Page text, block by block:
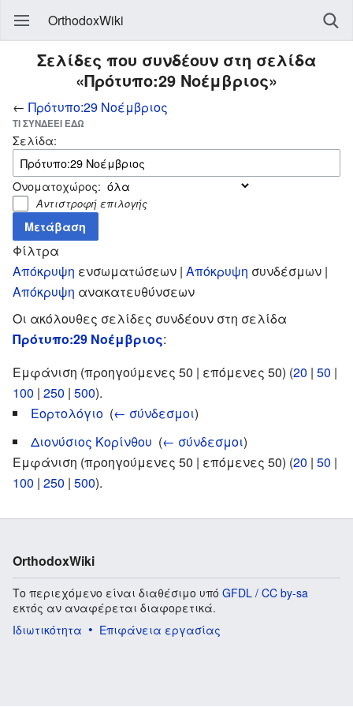
OrthodoxWiki
Σελίδες που συνδέουν στη σελίδα
«Πρότυπο:29 Νοέμβριος»
← Πρότυπο:29 Νοέμβριος
ΤΙ ΣΥΝΔΈΕΙ ΕΔΏ
Σελίδα:
Ονοματοχώρος:
Αντιστροφή επιλογής
Φίλτρα
Απόκρυψη ενσωματώσεων | Απόκρυψη συνδέσμων |
Απόκρυψη ανακατευθύνσεων
Οι ακόλουθες σελίδες συνδέουν στη σελίδα
Πρότυπο:29 Νοέμβριος:
Εμφάνιση (προηγούμενες 50 | επόμενες 50) (20 | 50 |
100 | 250 | 500).
Εορτολόγιο (← σύνδεσμοι)
Διονύσιος Κορίνθου (← σύνδεσμοι)
Εμφάνιση (προηγούμενες 50 | επόμενες 50) (20 | 50 |
100 | 250 | 500).
OrthodoxWiki
Το περιεχόμενο είναι διαθέσιμο υπό GFDL / CC by-sa
εκτός αν αναφέρεται διαφορετικά.
Ιδιωτικότητα
Επιφάνεια εργασίας